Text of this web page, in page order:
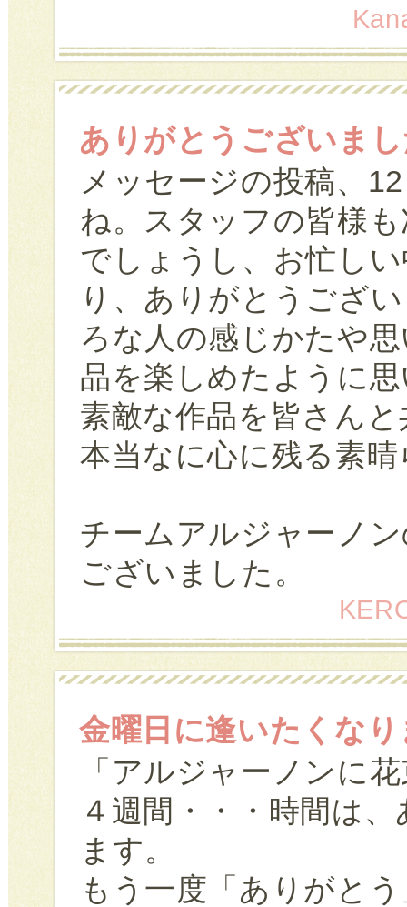
ありがとうございま
メッセージの投稿、
ね。スタッフの皆様
でしょうし、お忙し
り、ありがとうござ
ろな人の感じかたや
品を楽しめたように
素敵な作品を皆さん
本当なに心に残る素
チームアルジャーノ
ございました。
金曜日に逢いたくな
「アルジャーノンに
４週間・・・時間は
ます。
もう一度「ありがと